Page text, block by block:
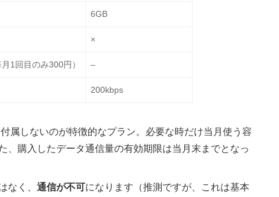
6GB
×
1回目のみ300円） –
200kbps
属しないのが特徴的なプラン。必要な時だけ当月使う容
購入したデータ通信量の有効期限は当月末までとなっ
なく、 通信が不可になります（推測ですが、これは基本